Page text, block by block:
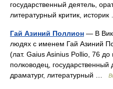
государственный деятель,
литературный критик,
Гай Азиний Поллион — В
людях с именем Гай Азиний
(лат. Gaius Asinius Pollio, 76
полководец, государственный
драматург, литературный …